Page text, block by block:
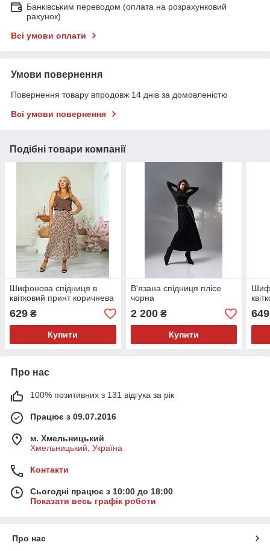
Банківським переводом (оплата на розрахунковий
рахунок)
Всі умови оплати
Умови повернення
Повернення товару впродовж 14 днів за домовленістю
Всі умови повернення
Подібні товари компанії
Шифонова спідниця в
квітковий принт коричнева
629 ₴
Купити
В'язана спідниця плісе
чорна
2 200₴
Купити
649
Про нас
100% позитивних з 131 відгука за рік
Працює з 09.07.2016
м. Хмельницький
Хмельницький, Україна
Контакти
Сьогодні працює з 10:00 до 18:00
Показати весь графік роботи
Про нас